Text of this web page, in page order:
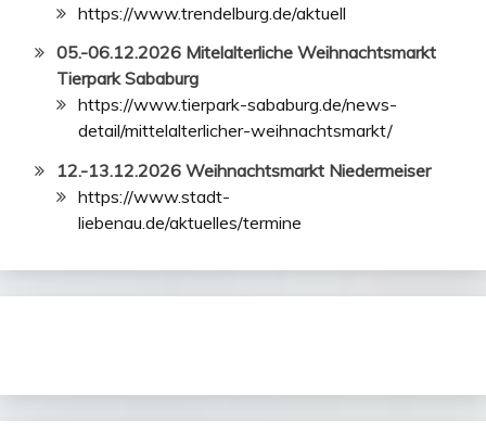
https://www.trendelburg.de/aktuell
05.-06.12.2026 Mitelalterliche Weihnachtsmarkt
Tierpark Sababurg
https://www.tierpark-sababurg.de/news-
detail/mittelalterlicher-weihnachtsmarkt/
12.-13.12.2026 Weihnachtsmarkt Niedermeiser
https://www.stadt-
liebenau.de/aktuelles/termine